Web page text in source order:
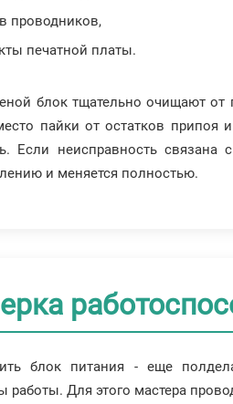
проводников,
печатной платы.
блок тщательно очищают от
пайки от остатков припоя
Если неисправность
и меняется полностью.
блок питания - еще
работы. Для этого мастера